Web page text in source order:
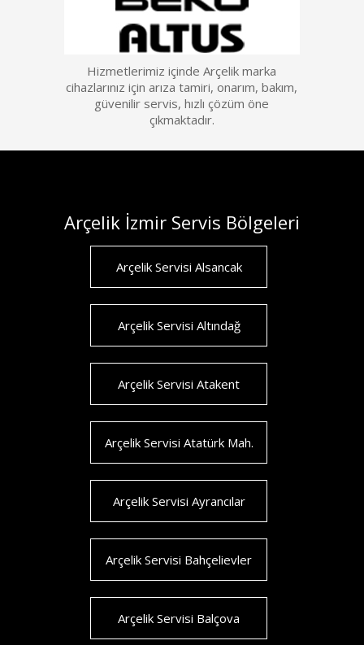
Hizmetlerimiz içinde Arçelik marka
cihazlarınız için arıza tamiri, onarım, bakım,
güvenilir servis, hızlı çözüm öne
çıkmaktadır.
Arçelik İzmir Servis Bölgeleri
Arçelik Servisi Alsancak
Arçelik Servisi Altındağ
Arçelik Servisi Atakent
Arçelik Servisi Atatürk Mah.
Arçelik Servisi Ayrancılar
Arçelik Servisi Bahçelievler
Arçelik Servisi Balçova